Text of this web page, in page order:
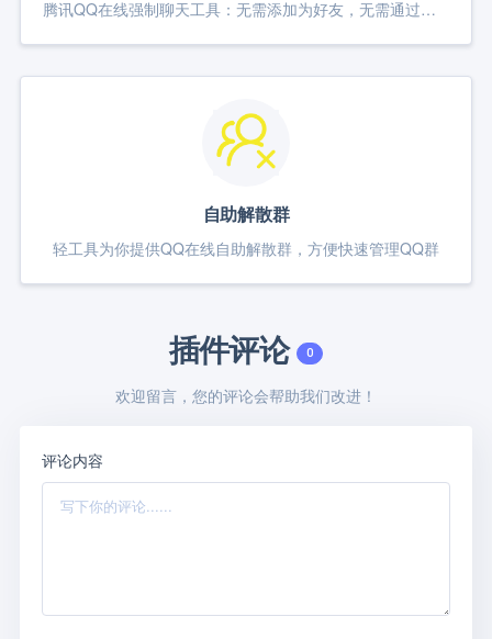
腾讯QQ在线强制聊天工具：无需添加为好友，无需通过验证，在下面输入QQ号码就可以强制聊天。
自助解散群
轻工具为你提供QQ在线自助解散群，方便快速管理QQ群
插件评论 0
欢迎留言，您的评论会帮助我们改进！
评论内容